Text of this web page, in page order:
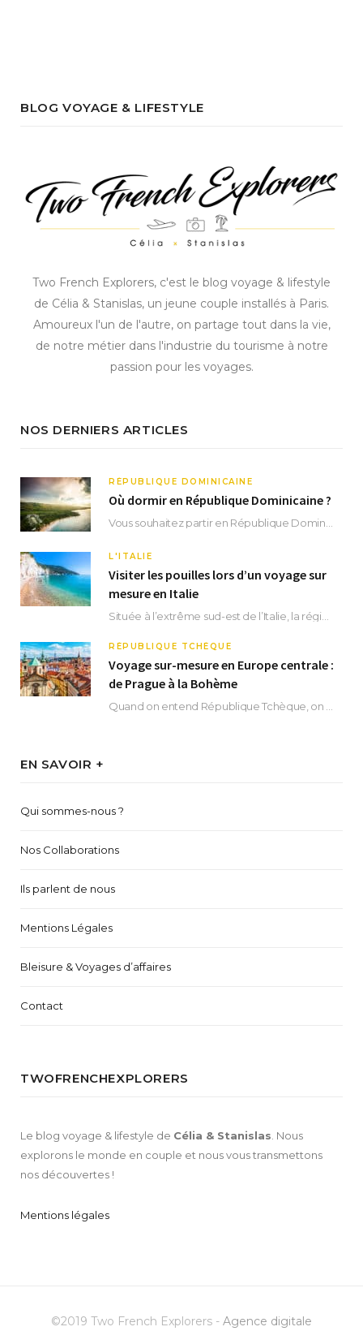
BLOG VOYAGE & LIFESTYLE
Two French Explorers, c'est le blog voyage & lifestyle
de Célia & Stanislas, un jeune couple installés à Paris.
Amoureux l'un de l'autre, on partage tout dans la vie,
de notre métier dans l'industrie du tourisme à notre
passion pour les voyages.
NOS DERNIERS ARTICLES
RÉPUBLIQUE DOMINICAINE
Où dormir en République Dominicaine ?
L'ITALIE
Visiter les pouilles lors d’un voyage sur
mesure en Italie
RÉPUBLIQUE TCHÈQUE
Voyage sur-mesure en Europe centrale :
de Prague à la Bohème
EN SAVOIR +
Qui sommes-nous ?
Nos Collaborations
Ils parlent de nous
Mentions Légales
Bleisure & Voyages d’affaires
Contact
TWOFRENCHEXPLORERS
Le blog voyage & lifestyle de Célia & Stanislas . Nous
explorons le monde en couple et nous vous transmettons
nos découvertes !
Mentions légales
©2019 Two French Explorers - Agence digitale